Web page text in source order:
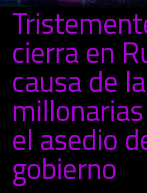
cierra en
causa de
el asedio
gobierno